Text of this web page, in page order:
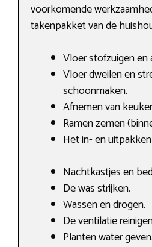
voorkomende
takenpakket van de
Vloer stofzuigen en
Vloer dweilen en
schoonmaken.
Afnemen van
Ramen zemen
Het in- en
Nachtkastjes en
De was strijken.
Wassen en drogen.
De ventilatie
Planten water geven.